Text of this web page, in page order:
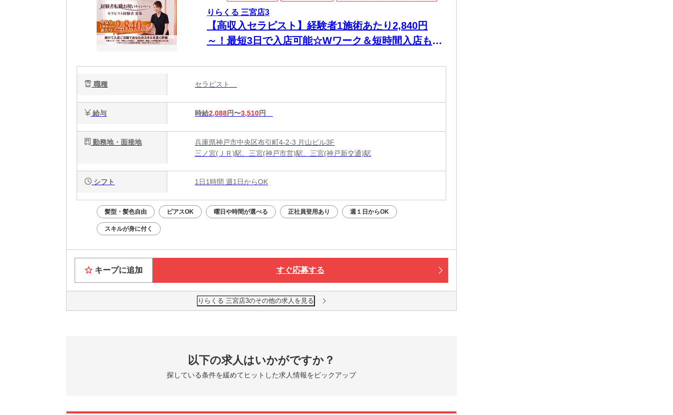
りらくる 三宮店3
【高収入セラピスト】経験者1施術あたり2,840円
～！最短3日で入店可能☆Wワーク＆短時間入店も
職種 セラピスト
給与 時給2,088円〜3,510円
勤務地・面接地
兵庫県神戸市中央区布引町4-2-3 片山ビル3F
三ノ宮(ＪＲ)駅、三宮(神戸市営)駅、三宮(神戸新交通)駅
シフト 1日1時間 週1日からOK
髪型・髪色自由 ピアスOK 曜日や時間が選べる 正社員登用あり 週１日からOK
スキルが身に付く
キープに追加 すぐ応募する
りらくる 三宮店3のその他の求人を見る
以下の求人はいかがですか？
探している条件を緩めてヒットした求人情報をピックアップ